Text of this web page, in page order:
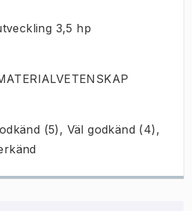
3,5 hp
(5), Väl godkänd (4),